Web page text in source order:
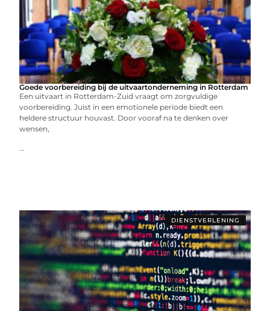
Goede voorbereiding bij de uitvaartonderneming in Rotterdam
Een uitvaart in Rotterdam-Zuid vraagt om zorgvuldige
voorbereiding. Juist in een emotionele periode biedt een
heldere structuur houvast. Door vooraf na te denken over
wensen,
...
DIENSTVERLENING